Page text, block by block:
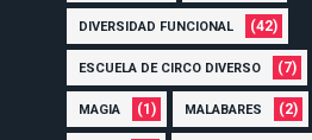
DIVERSIDAD FUNCIONAL (42)
ESCUELA DE CIRCO DIVERSO (7)
MAGIA (1) MALABARES (2)